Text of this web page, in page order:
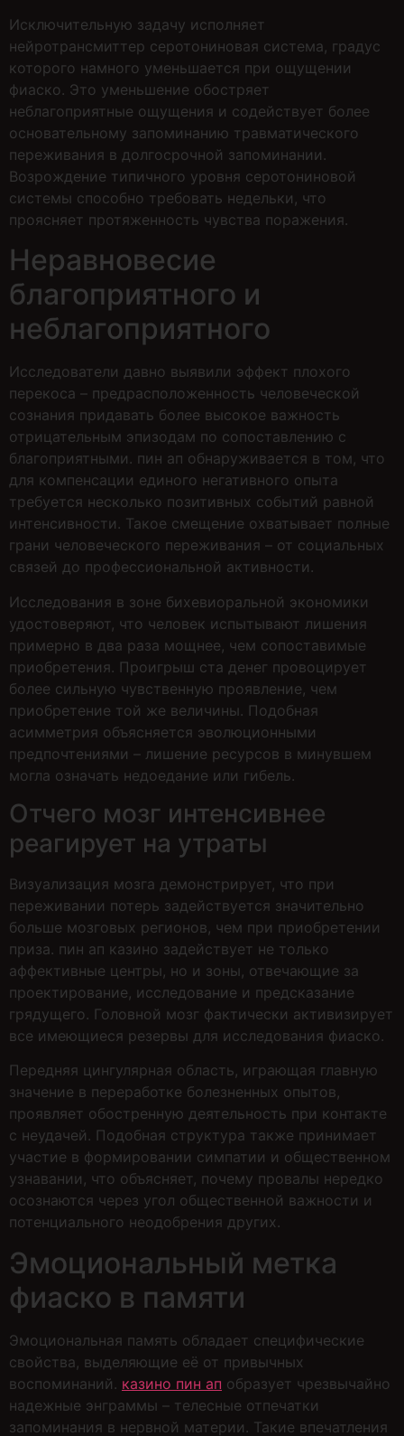
Исключительную задачу исполняет
нейротрансмиттер серотониновая система, градус
которого намного уменьшается при ощущении
фиаско. Это уменьшение обостряет
неблагоприятные ощущения и содействует более
основательному запоминанию травматического
переживания в долгосрочной запоминании.
Возрождение типичного уровня серотониновой
системы способно требовать недельки, что
проясняет протяженность чувства поражения.
Неравновесие
благоприятного и
неблагоприятного
Исследователи давно выявили эффект плохого
перекоса – предрасположенность человеческой
сознания придавать более высокое важность
отрицательным эпизодам по сопоставлению с
благоприятными. пин ап обнаруживается в том, что
для компенсации единого негативного опыта
требуется несколько позитивных событий равной
интенсивности. Такое смещение охватывает полные
грани человеческого переживания – от социальных
связей до профессиональной активности.
Исследования в зоне бихевиоральной экономики
удостоверяют, что человек испытывают лишения
примерно в два раза мощнее, чем сопоставимые
приобретения. Проигрыш ста денег провоцирует
более сильную чувственную проявление, чем
приобретение той же величины. Подобная
асимметрия объясняется эволюционными
предпочтениями – лишение ресурсов в минувшем
могла означать недоедание или гибель.
Отчего мозг интенсивнее
реагирует на утраты
Визуализация мозга демонстрирует, что при
переживании потерь задействуется значительно
больше мозговых регионов, чем при приобретении
приза. пин ап казино задействует не только
аффективные центры, но и зоны, отвечающие за
проектирование, исследование и предсказание
грядущего. Головной мозг фактически активизирует
все имеющиеся резервы для исследования фиаско.
Передняя цингулярная область, играющая главную
значение в переработке болезненных опытов,
проявляет обостренную деятельность при контакте
с неудачей. Подобная структура также принимает
участие в формировании симпатии и общественном
узнавании, что объясняет, почему провалы нередко
осознаются через угол общественной важности и
потенциального неодобрения других.
Эмоциональный метка
фиаско в памяти
Эмоциональная память обладает специфические
свойства, выделяющие её от привычных
воспоминаний. казино пин ап образует чрезвычайно
надежные энграммы – телесные отпечатки
запоминания в нервной материи. Такие впечатления